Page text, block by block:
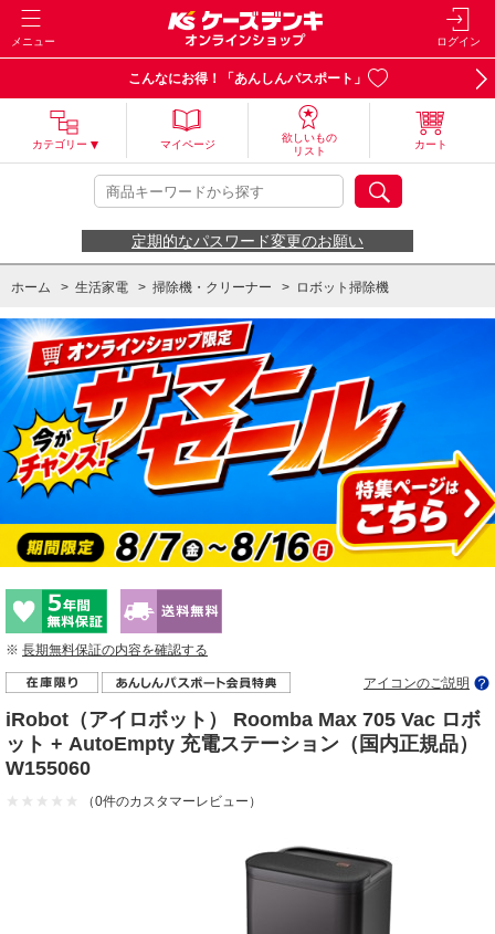
メニュー ログイン
こんなにお得！「あんしんパスポート」
カテゴリー マイページ
欲しいもの
リスト
カート
定期的なパスワード変更のお願い
ホーム > 生活家電 > 掃除機・クリーナー > ロボット掃除機
ホーム > ルンバ2025新モデル
※ 長期無料保証の内容を確認する
アイコンのご説明
iRobot（アイロボット） Roomba Max 705 Vac ロボ
ット + AutoEmpty 充電ステーション（国内正規品）
W155060
（0件のカスタマーレビュー）